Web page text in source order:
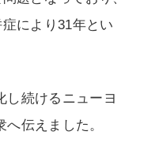
により31年とい
し続けるニューヨ
伝えました。